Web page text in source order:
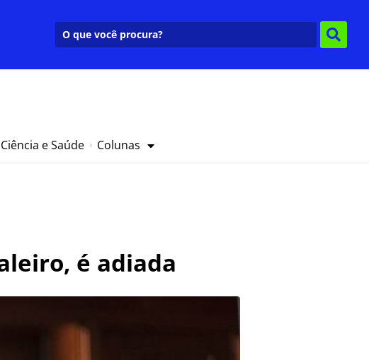
Ciência e Saúde Colunas
é adiada